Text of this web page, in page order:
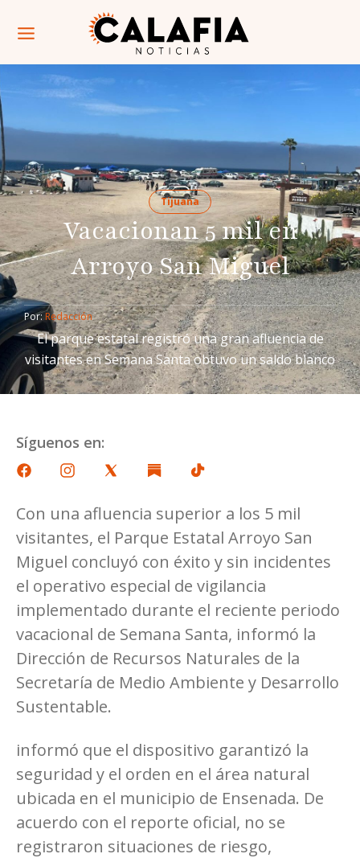
Tijuana
Vacacionan 5 mil en
Arroyo San Miguel
Por: Redacción
El parque estatal registró una gran afluencia de
visitantes en Semana Santa obtuvo un saldo blanco
Síguenos en:
Con una afluencia superior a los 5 mil
visitantes, el Parque Estatal Arroyo San
Miguel concluyó con éxito y sin incidentes
el operativo especial de vigilancia
implementado durante el reciente periodo
vacacional de Semana Santa, informó la
Dirección de Recursos Naturales de la
Secretaría de Medio Ambiente y Desarrollo
Sustentable.
informó que el dispositivo garantizó la
seguridad y el orden en el área natural
ubicada en el municipio de Ensenada. De
acuerdo con el reporte oficial, no se
registraron situaciones de riesgo,